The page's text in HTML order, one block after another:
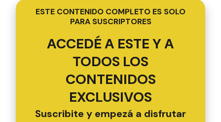
ESTE CONTENIDO COMPLETO ES SOLO
PARA SUSCRIPTORES
ACCEDÉ A ESTE Y A
TODOS LOS
CONTENIDOS
EXCLUSIVOS
Suscribite y empezá a disfrutar